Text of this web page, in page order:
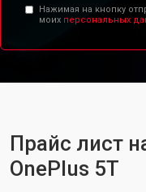
Нажимая на кнопку
моих персональных
Прайс лист
OnePlus 5T